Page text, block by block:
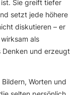
Sie greift tiefer
setzt jede höhere
diskutieren – er
als
und erzeugt
Worten und